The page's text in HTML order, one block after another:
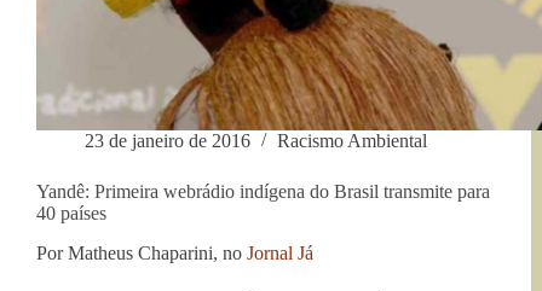
23 de janeiro de 2016 Racismo Ambiental
Yandê: Primeira webrádio indígena do Brasil transmite para
40 países
Por Matheus Chaparini, no Jornal Já